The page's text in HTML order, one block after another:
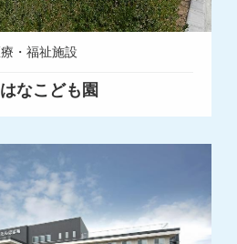
療・福祉施設
なこども園